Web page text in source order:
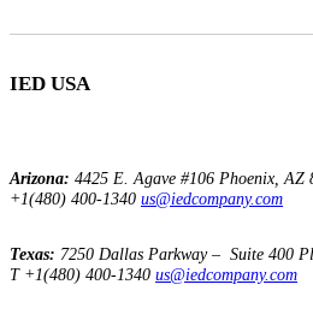
IED USA
Arizona: 4425 E. Agave #106 Phoenix, AZ
+1(480) 400-1340 us@iedcompany.com
Texas: 7250 Dallas Parkway – Suite 400
T +1(480) 400-1340 us@iedcompany.com